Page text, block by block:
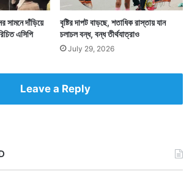
সামনে দাঁড়িয়ে
এসিপি
বৃষ্টির দাপট বাড়ছে, শতাধিক রাস্তায় যান
চলাচল বন্ধ, বন্ধ তীর্থযাত্রাও
July 29, 2026
Leave a Reply